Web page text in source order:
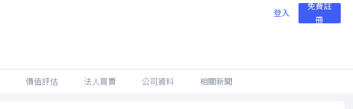
登入
免費註
冊
價值評估 法人買賣 公司資料 相關新聞